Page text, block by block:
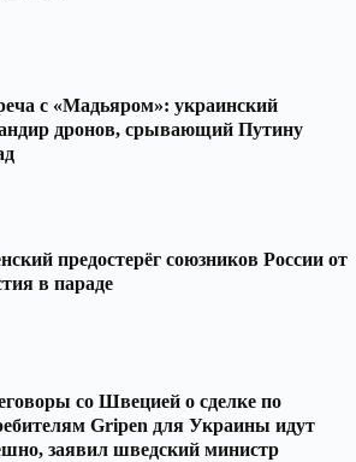
с «Мадьяром»: украинский
дронов, срывающий Путину
предостерёг союзников России от
в параде
со Швецией о сделке по
Gripen для Украины идут
заявил шведский министр